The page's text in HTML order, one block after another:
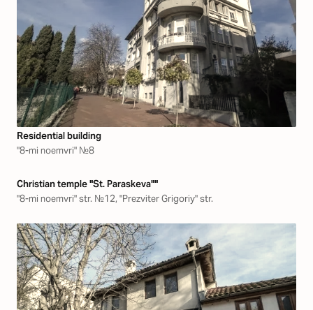
Residential building
"8-mi noemvri" №8
Christian temple "St. Paraskeva""
"8-mi noemvri" str. №12, "Prezviter Grigoriy" str.